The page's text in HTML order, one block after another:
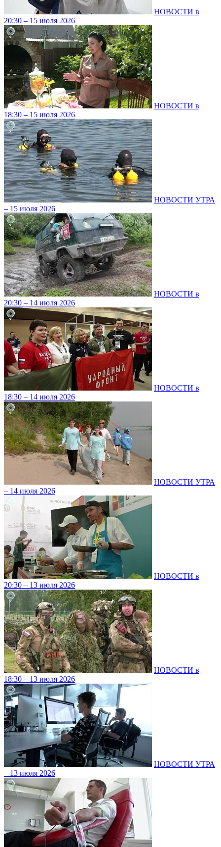
НОВОСТИ в
20:30 – 15 июля 2026
НОВОСТИ в
18:30 – 15 июля 2026
НОВОСТИ УТРА
– 15 июля 2026
НОВОСТИ в
20:30 – 14 июля 2026
НОВОСТИ в
18:30 – 14 июля 2026
НОВОСТИ УТРА
– 14 июля 2026
НОВОСТИ в
20:30 – 13 июля 2026
НОВОСТИ в
18:30 – 13 июля 2026
НОВОСТИ УТРА
– 13 июля 2026